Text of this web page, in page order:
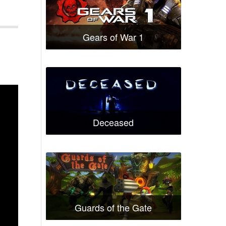
Gears of War 1
Deceased
Guards of the Gate